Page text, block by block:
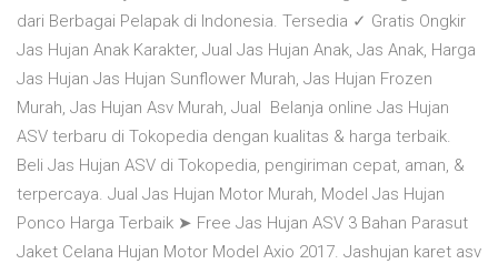
dari Berbagai Pelapak di Indonesia. Tersedia ✓ Gratis Ongkir
Jas Hujan Anak Karakter, Jual Jas Hujan Anak, Jas Anak, Harga
Jas Hujan Jas Hujan Sunflower Murah, Jas Hujan Frozen
Murah, Jas Hujan Asv Murah, Jual Belanja online Jas Hujan
ASV terbaru di Tokopedia dengan kualitas & harga terbaik.
Beli Jas Hujan ASV di Tokopedia, pengiriman cepat, aman, &
terpercaya. Jual Jas Hujan Motor Murah, Model Jas Hujan
Ponco Harga Terbaik ➤ Free Jas Hujan ASV 3 Bahan Parasut
Jaket Celana Hujan Motor Model Axio 2017. Jashujan karet asv